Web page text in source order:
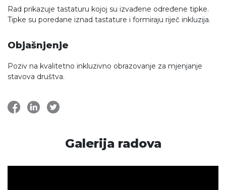
Rad prikazuje tastaturu kojoj su izvađene određene tipke.
Tipke su poredane iznad tastature i formiraju riječ inkluzija.
Objašnjenje
Poziv na kvalitetno inkluzivno obrazovanje za mjenjanje
stavova društva.
Galerija radova